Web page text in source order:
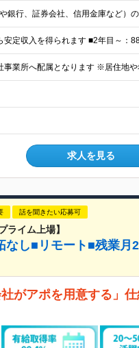
求人を見る
話を聞きたい応募可
イム上場】
なし■リモート■残業
がアポを用意する」